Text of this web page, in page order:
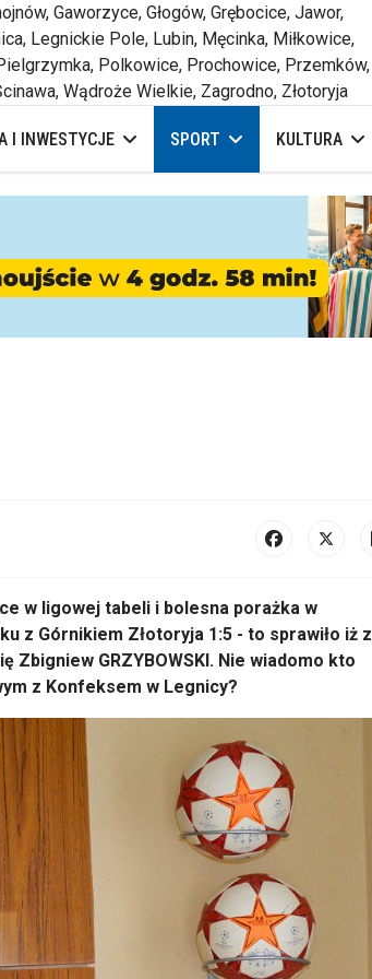
Gaworzyce, Głogów, Grębocice, Jawor,
Legnickie Pole, Lubin, Męcinka, Miłkowice,
Polkowice, Prochowice, Przemków,
Wądroże Wielkie, Zagrodno, Złotoryja
I INWESTYCJE SPORT KULTURA
w ligowej tabeli i bolesna porażka w
z Górnikiem Złotoryja 1:5 - to sprawiło iż z
GRZYBOWSKI. Nie wiadomo kto
z Konfeksem w Legnicy?